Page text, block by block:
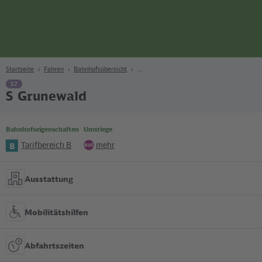
Startseite Fahren Bahnhofsübersicht
S7
S Grunewald
Bahnhofseigenschaften
B Tarifbereich B
Umstiege
mehr
Ausstattung
Mobilitätshilfen
Abfahrtszeiten